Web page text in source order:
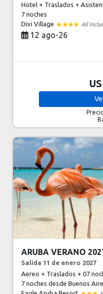
Hotel + Traslados +
7 noches
Divi Village
All
12 ago-26
ARUBA VERANO
Salida 11 de enero 2027
Aereo + Traslados + 07
7 nochesdesde Buenos